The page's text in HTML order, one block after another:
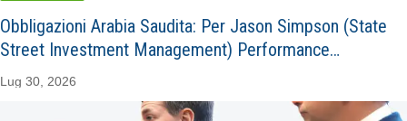
Obbligazioni Arabia Saudita: Per Jason Simpson (State
Street Investment Management) Performance…
Lug 30, 2026